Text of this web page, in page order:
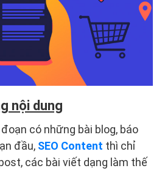
nội dung
có những bài blog, báo
đầu, SEO Content thì chỉ
các bài viết dạng làm thế